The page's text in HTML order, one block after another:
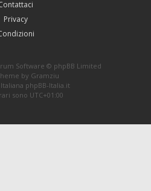
Privacy
Software © phpBB Limited
by Gramziu
phpBB-Italia.it
sono UTC+01:00